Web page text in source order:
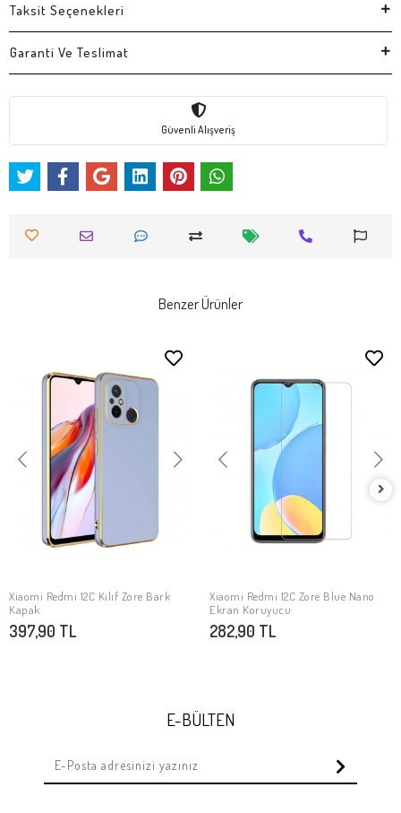
Taksit Seçenekleri
Garanti Ve Teslimat
Güvenli Alışveriş
Benzer Ürünler
SEPETE EKLE
Xiaomi Redmi 12C Kılıf Zore Bark
Kapak
397,90 TL
SEPETE EKLE
Xiaomi Redmi 12C Zore Blue Nano
Ekran Koruyucu
282,90 TL
E-BÜLTEN